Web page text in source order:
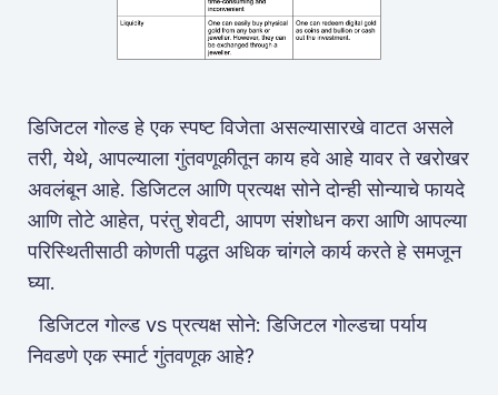
डिजिटल गोल्ड हे एक स्पष्ट विजेता असल्यासारखे वाटत असले
तरी, येथे, आपल्याला गुंतवणूकीतून काय हवे आहे यावर ते खरोखर
अवलंबून आहे. डिजिटल आणि प्रत्यक्ष सोने दोन्ही सोन्याचे फायदे
आणि तोटे आहेत, परंतु शेवटी, आपण संशोधन करा आणि आपल्या
परिस्थितीसाठी कोणती पद्धत अधिक चांगले कार्य करते हे समजून
घ्या.
डिजिटल गोल्ड vs प्रत्यक्ष सोने: डिजिटल गोल्डचा पर्याय
निवडणे एक स्मार्ट गुंतवणूक आहे?